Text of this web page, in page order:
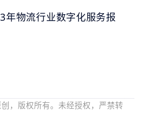
年物流行业数字化服务报
，版权所有。未经授权，严禁转